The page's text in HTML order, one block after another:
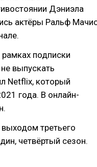
Дэниэла
актёры Ральф
подписки
выпускать
Netflix, который
года. В онлайн-
третьего
четвёртый сезон.